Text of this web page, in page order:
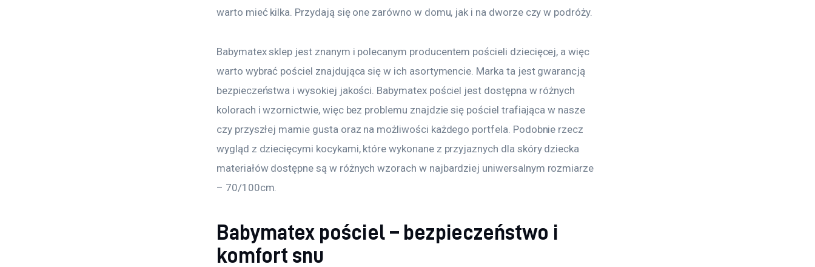
warto mieć kilka. Przydają się one zarówno w domu, jak i na dworze czy w podróży.
Babymatex sklep jest znanym i polecanym producentem pościeli dziecięcej, a więc
warto wybrać pościel znajdująca się w ich asortymencie. Marka ta jest gwarancją
bezpieczeństwa i wysokiej jakości. Babymatex pościel jest dostępna w różnych
kolorach i wzornictwie, więc bez problemu znajdzie się pościel trafiająca w nasze
czy przyszłej mamie gusta oraz na możliwości każdego portfela. Podobnie rzecz
wygląd z dziecięcymi kocykami, które wykonane z przyjaznych dla skóry dziecka
materiałów dostępne są w różnych wzorach w najbardziej uniwersalnym rozmiarze
– 70/100cm.
Babymatex pościel – bezpieczeństwo i
komfort snu